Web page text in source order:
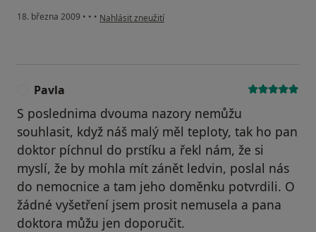
18. března 2009 • • • podle názoru uživatele Doporučuji
Nahlásit zneužití
Pavla
S poslednima dvouma nazory nemůžu
souhlasit, když náš malý měl teploty, tak ho pan
doktor píchnul do prstíku a řekl nám, že si
myslí, že by mohla mít zánět ledvin, poslal nás
do nemocnice a tam jeho doměnku potvrdili. O
žádné vyšetření jsem prosit nemusela a pana
doktora můžu jen doporučit.